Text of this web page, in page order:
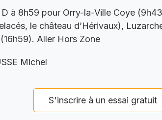
à 8h59 pour Orry-la-Ville Coye
le château d’Hérivaux),
Aller Hors Zone
Michel
S'inscrire à un essai gratuit